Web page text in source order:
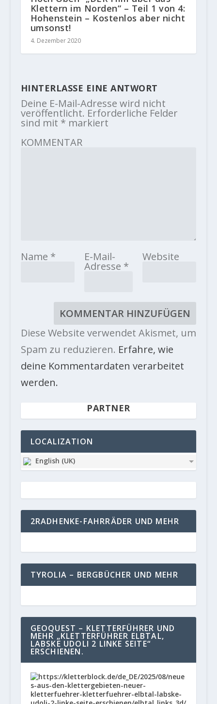
Klettern im Norden“ – Teil 1 von 4:
Hohenstein – Kostenlos aber nicht
umsonst!
4. Dezember 2020
HINTERLASSE EINE ANTWORT
Deine E-Mail-Adresse wird nicht
veröffentlicht. Erforderliche Felder
sind mit * markiert
KOMMENTAR
Name * E-Mail-
Adresse *
Website
Diese Website verwendet Akismet, um
Spam zu reduzieren. Erfahre, wie
deine Kommentardaten verarbeitet
werden.
PARTNER
LOCALIZATION
English (UK)
2RADHENKE-FAHRRÄDER UND MEHR
TYROLIA – BERGBÜCHER UND MEHR
GEOQUEST – KLETTERFÜHRER UND
MEHR „KLETTERFÜHRER ELBTAL,
LABSKE UDOLI 2 LINKE SEITE“
ERSCHIENEN.